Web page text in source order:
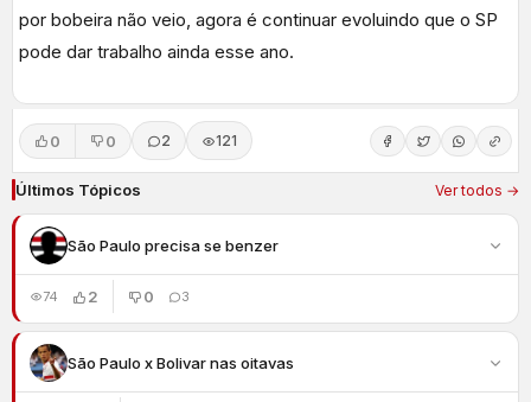
por bobeira não veio, agora é continuar evoluindo que o SP
pode dar trabalho ainda esse ano.
0 0 2 121
Últimos Tópicos Ver todos →
São Paulo precisa se benzer
74 2 0 3
São Paulo x Bolivar nas oitavas